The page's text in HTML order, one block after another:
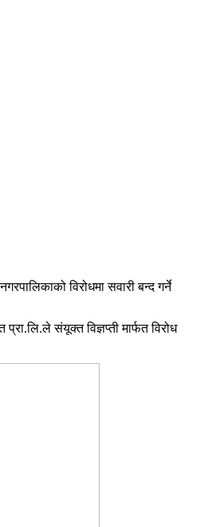
विरोधमा सवारी बन्द गर्ने
संयूक्त विज्ञप्ती मार्फत विरोध